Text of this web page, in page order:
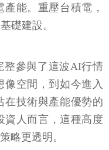
能。重壓台積電，
礎建設。
整參與了這波AI行情
空間，到如今進入
在技術與產能優勢的
資人而言，這種高度
略更透明。